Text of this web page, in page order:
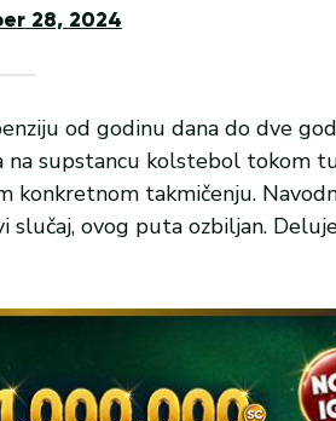
28, 2024
od godinu dana do dve
supstancu kolstebol tokom
konkretnom takmičenju.
slučaj, ovog puta ozbiljan.